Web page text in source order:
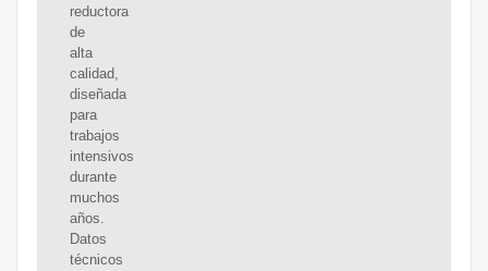
reductora
de
alta
calidad,
diseñada
para
trabajos
intensivos
durante
muchos
años.
Datos
técnicos